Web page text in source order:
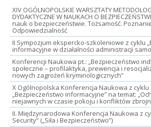
XIV OGÓLNOPOLSKIE WARSZTATY
DYDAKTYCZNE W NAUKACH O
nauk o bezpieczeństwie. Tożsamość.
Odpowiedzialność
II Sympozjum ekspercko-szkoleniowe z cyklu
informacyjne w działalności administracji
Konferencji Naukowa pt.: „Bezpieczeństwo
społeczne – profilaktyka, prewencja i
nowych zagrożeń kryminologicznych”
X Ogólnopolska Konferencja Naukowa z cyklu
„Bezpieczeństwo informacyjne” na temat:
niejawnych w czasie pokoju i konfliktów
II. Międzynarodowa Konferencja Naukowa z
Security” („Siła i Bezpieczeństwo”)